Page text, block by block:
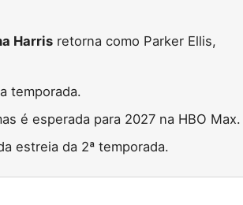
Harris retorna como Parker Ellis,
temporada.
é esperada para 2027 na HBO Max.
estreia da 2ª temporada.